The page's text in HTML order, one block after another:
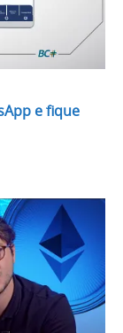
e fique